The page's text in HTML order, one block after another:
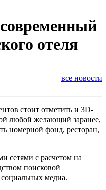
отеля
все новости
стоит отметить и 3D-
любой желающий заранее,
номерной фонд, ресторан,
сетями с расчетом на
поисковой
медиа.